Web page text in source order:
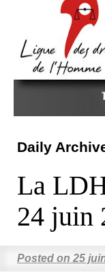
Daily
La
24 juin
Posted on 25